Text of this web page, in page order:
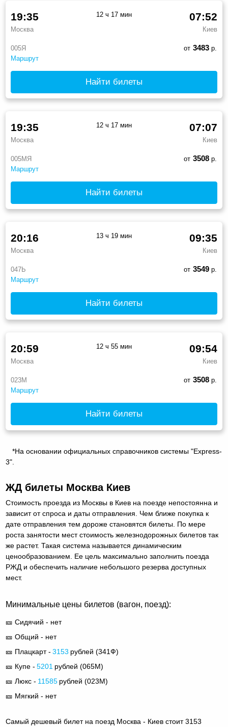
005Я
Маршрут
19:35
Москва
07:52
Киев
12 ч 17 мин
от 3483р.
Найти билеты
005МЯ
Маршрут
19:35
Москва
07:07
Киев
12 ч 17 мин
от 3508р.
Найти билеты
047Ь
Маршрут
20:16
Москва
09:35
Киев
13 ч 19 мин
от 3549р.
Найти билеты
023М
Маршрут
20:59
Москва
09:54
Киев
12 ч 55 мин
от 3508р.
Найти билеты
*На основании официальных справочников системы "Express-
3".
ЖД билеты Москва Киев
Стоимость проезда из Москвы в Киев на поезде непостоянна и
зависит от спроса и даты отправления. Чем ближе покупка к
дате отправления тем дороже становятся билеты. По мере
роста занятости мест стоимость железнодорожных билетов так
же растет. Такая система называется динамическим
ценообразованием. Ее цель максимально заполнить поезда
РЖД и обеспечить наличие небольшого резерва доступных
мест.
Минимальные цены билетов (вагон, поезд):
🎫 Сидячий - нет
🎫 Общий - нет
🎫 Плацкарт - 3153 рублей (341Ф)
🎫 Купе - 5201 рублей (065М)
🎫 Люкс - 11585 рублей (023М)
🎫 Мягкий - нет
Самый дешевый билет на поезд Москва - Киев стоит 3153